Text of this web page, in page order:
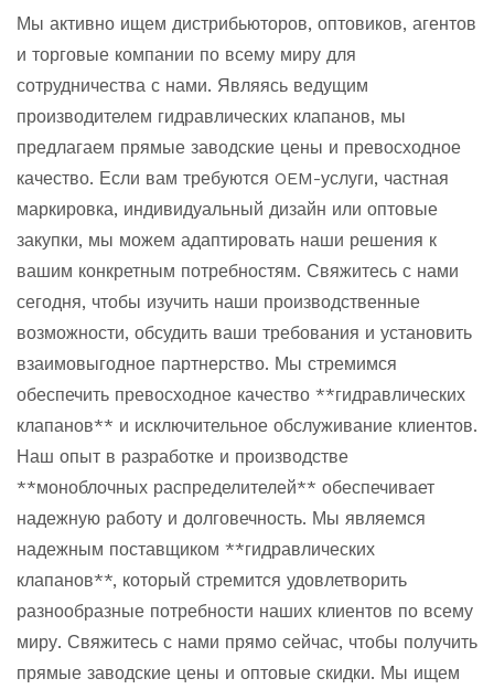
Мы активно ищем дистрибьюторов, оптовиков, агентов
и торговые компании по всему миру для
сотрудничества с нами. Являясь ведущим
производителем гидравлических клапанов, мы
предлагаем прямые заводские цены и превосходное
качество. Если вам требуются OEM-услуги, частная
маркировка, индивидуальный дизайн или оптовые
закупки, мы можем адаптировать наши решения к
вашим конкретным потребностям. Свяжитесь с нами
сегодня, чтобы изучить наши производственные
возможности, обсудить ваши требования и установить
взаимовыгодное партнерство. Мы стремимся
обеспечить превосходное качество **гидравлических
клапанов** и исключительное обслуживание клиентов.
Наш опыт в разработке и производстве
**моноблочных распределителей** обеспечивает
надежную работу и долговечность. Мы являемся
надежным поставщиком **гидравлических
клапанов**, который стремится удовлетворить
разнообразные потребности наших клиентов по всему
миру. Свяжитесь с нами прямо сейчас, чтобы получить
прямые заводские цены и оптовые скидки. Мы ищем